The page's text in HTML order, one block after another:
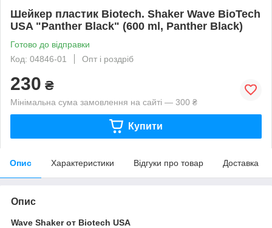
Шейкер пластик Biotech. Shaker Wave BioTech
USA "Panther Black" (600 ml, Panther Black)
Готово до відправки
Код: 04846-01
Опт і роздріб
230 ₴
Мінімальна сума замовлення на сайті — 300 ₴
Купити
Опис Характеристики Відгуки про товар Доставка
Опис
Wave Shaker от Biotech USA